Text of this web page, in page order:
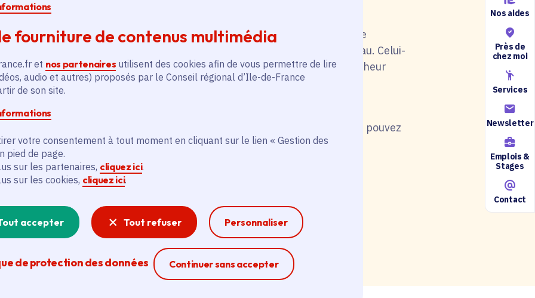
fourniture de contenus multimédia
et nos partenaires utilisent des cookies afin de vous permettre de lire
audio et autres) proposés par le Conseil régional d’Ile-de-France
de son site.
votre consentement à tout moment en cliquant sur le lien « Gestion des
pied de page.
sur les partenaires, cliquez ici.
sur les cookies, cliquez ici.
accepter Tout refuser Personnaliser
de protection des données Continuer sans accepter
Ferme la modale
Nos aides
Près de
chez moi
Services
Newsletter
Emplois &
Stages
Contact
sur le bouton « Candidature spontanée » pour qu'il soit en rouge. Une
remontez aussitôt en haut de page. Redescendez au niveau du tableau. Celui-
Vous pouvez alors sélectionner siège ou lycées et votre situation (chercheur
publique ou non, apprenti, stagiaire) et candidatez.
d'emploi au siège de la Région ou dans les lycées, avant de postuler, vous pouvez
nos agents Ambassadeurs.Plus d'infos.
technique ?
technique, écrivez-nous en utilisant le formulaire accessible ici.